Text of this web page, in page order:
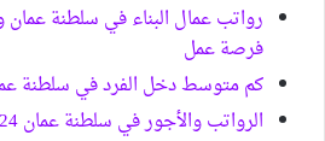
رواتب عمال البناء في سلطنة
فرصة عمل
كم متوسط دخل الفرد في سلطنة عمان
الرواتب والأجور في سلطنة عمان 2024